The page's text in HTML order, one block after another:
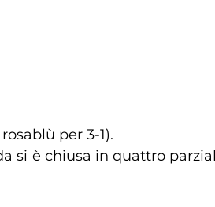
per 3-1).
si è chiusa in quattro